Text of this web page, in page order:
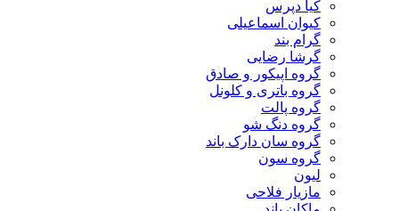
کیا دپرس
کیوان اسماعیلی
گرام بند
گرشا رضایی
گروه اپیکور و صادق
گروه باتری و کلونل
گروه پالت
گروه دنگ شو
گروه سان دارک باند
گروه سون
لیون
مازیار فلاحی